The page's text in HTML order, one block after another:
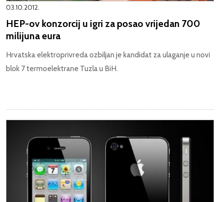
03.10.2012.
HEP-ov konzorcij u igri za posao vrijedan 700
milijuna eura
Hrvatska elektroprivreda ozbiljan je kandidat za ulaganje u novi
blok 7 termoelektrane Tuzla u BiH.